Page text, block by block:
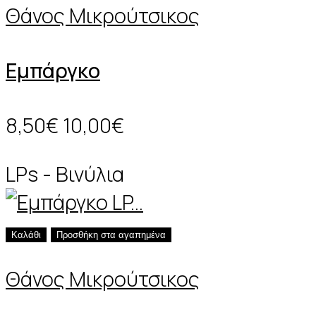
Θάνος Μικρούτσικος
Εμπάργκο
8,50€ 10,00€
LPs - Βινύλια
Καλάθι Προσθήκη στα αγαπημένα
Θάνος Μικρούτσικος